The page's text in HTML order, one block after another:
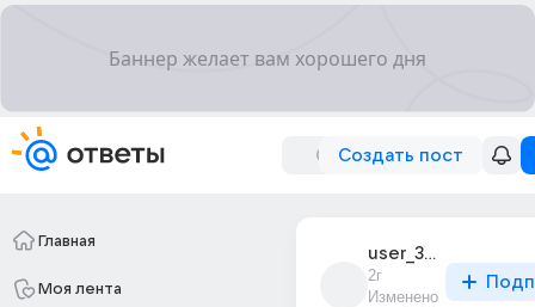
Создать пост
Главная
Моя лента
user_312744884
2г
Изменено